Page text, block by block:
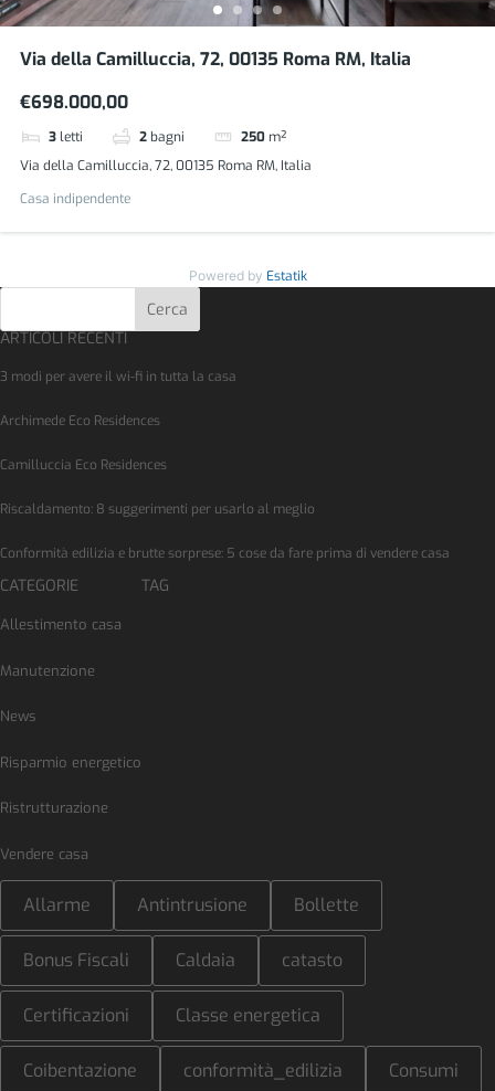
Via della Camilluccia, 72, 00135 Roma RM, Italia
€698.000,00
3 letti 2 bagni 250 m²
Via della Camilluccia, 72, 00135 Roma RM, Italia
Casa indipendente
Powered by Estatik
Cerca
ARTICOLI RECENTI
3 modi per avere il wi-fi in tutta la casa
Archimede Eco Residences
Camilluccia Eco Residences
Riscaldamento: 8 suggerimenti per usarlo al meglio
Conformità edilizia e brutte sorprese: 5 cose da fare prima di vendere casa
CATEGORIE
Allestimento casa
Manutenzione
News
Risparmio energetico
Ristrutturazione
Vendere casa
TAG
Allarme Antintrusione Bollette
Bonus Fiscali Caldaia catasto
Certificazioni Classe energetica
Coibentazione conformità_edilizia Consumi